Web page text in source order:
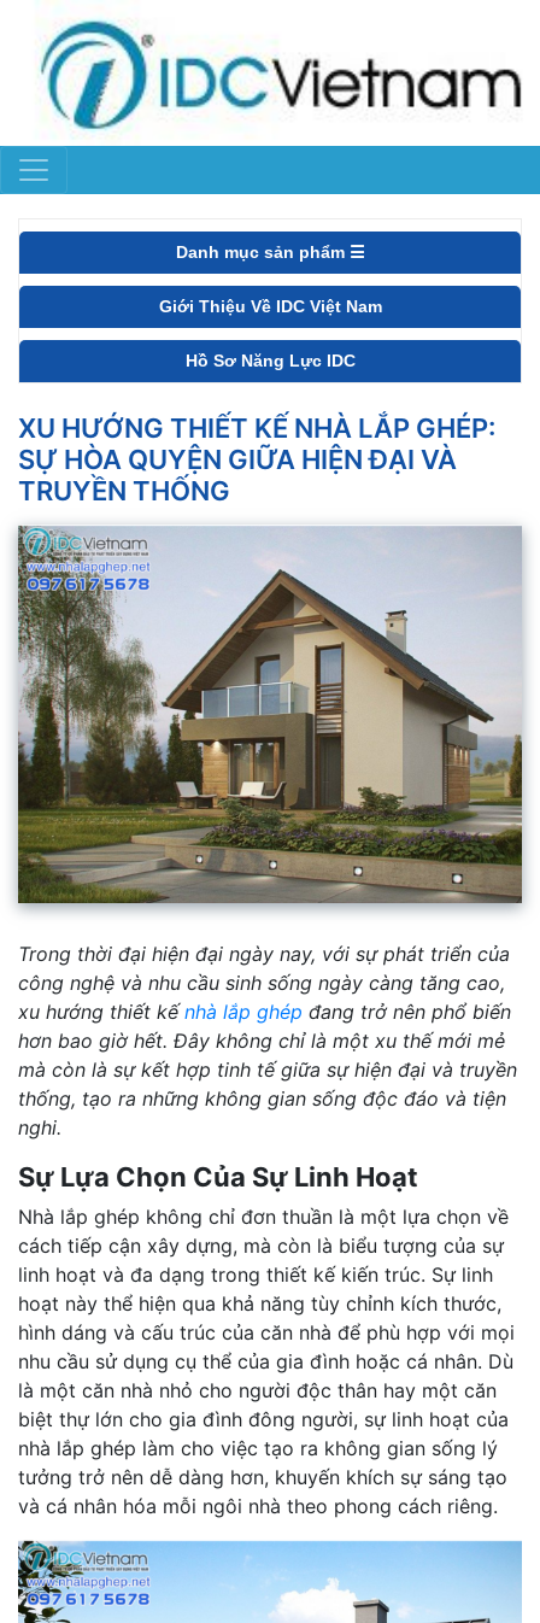
Danh mục sản phẩm ☰
Giới Thiệu Về IDC Việt Nam
Hồ Sơ Năng Lực IDC
XU HƯỚNG THIẾT KẾ NHÀ LẮP GHÉP:
SỰ HÒA QUYỆN GIỮA HIỆN ĐẠI VÀ
TRUYỀN THỐNG
Trong thời đại hiện đại ngày nay, với sự phát triển của
công nghệ và nhu cầu sinh sống ngày càng tăng cao,
xu hướng thiết kếnhà lắp ghép đang trở nên phổ biến
hơn bao giờ hết. Đây không chỉ là một xu thế mới mẻ
mà còn là sự kết hợp tinh tế giữa sự hiện đại và truyền
thống, tạo ra những không gian sống độc đáo và tiện
nghi.
Sự Lựa Chọn Của Sự Linh Hoạt
Nhà lắp ghép không chỉ đơn thuần là một lựa chọn về
cách tiếp cận xây dựng, mà còn là biểu tượng của sự
linh hoạt và đa dạng trong thiết kế kiến trúc. Sự linh
hoạt này thể hiện qua khả năng tùy chỉnh kích thước,
hình dáng và cấu trúc của căn nhà để phù hợp với mọi
nhu cầu sử dụng cụ thể của gia đình hoặc cá nhân. Dù
là một căn nhà nhỏ cho người độc thân hay một căn
biệt thự lớn cho gia đình đông người, sự linh hoạt của
nhà lắp ghép làm cho việc tạo ra không gian sống lý
tưởng trở nên dễ dàng hơn, khuyến khích sự sáng tạo
và cá nhân hóa mỗi ngôi nhà theo phong cách riêng.